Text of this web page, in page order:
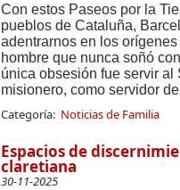
Con estos Paseos por la
pueblos de Cataluña,
adentrarnos en los
hombre que nunca soñó
única obsesión fue servir
misionero, como servidor
Categoría: Noticias de Familia
Espacios de
claretiana
30-11-2025